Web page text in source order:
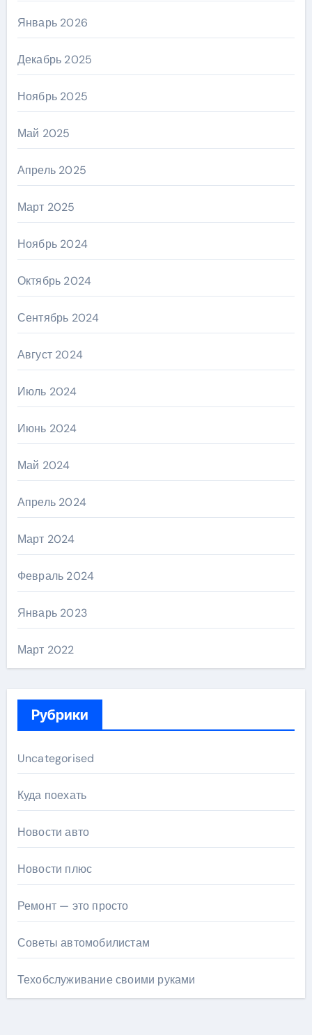
Январь 2026
Декабрь 2025
Ноябрь 2025
Май 2025
Апрель 2025
Март 2025
Ноябрь 2024
Октябрь 2024
Сентябрь 2024
Август 2024
Июль 2024
Июнь 2024
Май 2024
Апрель 2024
Март 2024
Февраль 2024
Январь 2023
Март 2022
Рубрики
Uncategorised
Куда поехать
Новости авто
Новости плюс
Ремонт — это просто
Советы автомобилистам
Техобслуживание своими руками